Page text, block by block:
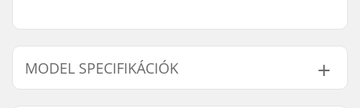
MODEL SPECIFIKÁCIÓK